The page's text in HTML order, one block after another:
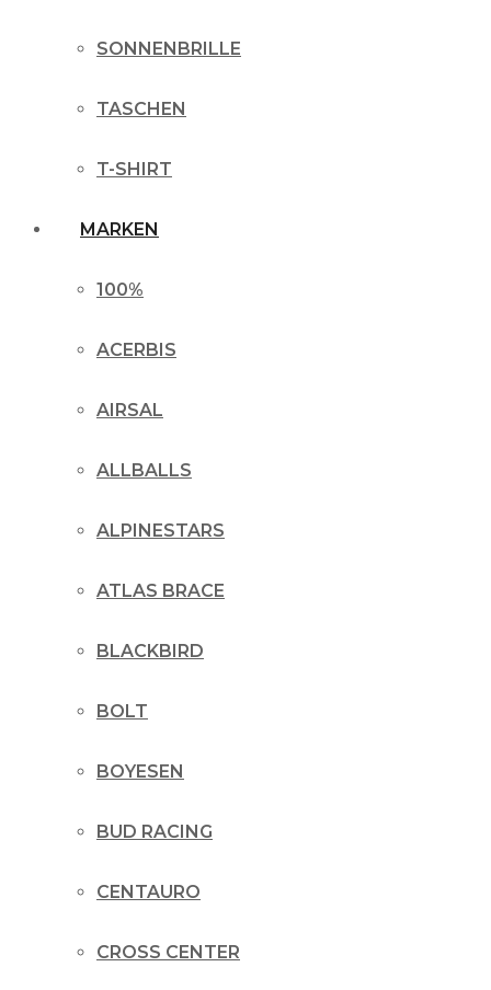
SONNENBRILLE
TASCHEN
T-SHIRT
MARKEN
100%
ACERBIS
AIRSAL
ALLBALLS
ALPINESTARS
ATLAS BRACE
BLACKBIRD
BOLT
BOYESEN
BUD RACING
CENTAURO
CROSS CENTER